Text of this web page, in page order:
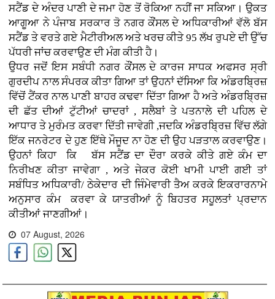
ਸਟੈਂਡ ਦੇ ਅੰਦਰ ਪਾਣੀ ਦੇ ਜਮਾ ਹੋਣ ਤੋਂ ਰੋਕਿਆ ਨਹੀਂ ਜਾ ਸਕਿਆ। ਉਕਤ
ਆਗੂਆ ਨੇਪੰਜਾਬ ਸਰਕਾਰ ਤੋ ਨਗਰ ਕੌਂਸਲ ਦੇ ਅਧਿਕਾਰੀਆਂ ਵੱਲੋਬੱਸ
ਸਟੈਂਡ ਤੇ ਵਰਤੇ ਗਏ ਮੈਟੀਰੀਅਲ ਅਤੇ ਖਰਚ ਕੀਤੇ 95 ਲੱਖ ਰੁਪਏ ਦੀ ਉੱਚ
ਪੱਧਰੀ ਜਾਂਚ ਕਰਵਾਉਣ ਦੀ ਮੰਗ ਕੀਤੀ ਹੈ।
ਉਧਰ ਜਦੋਂ ਇਸ ਸਬੰਧੀ ਨਗਰ ਕੌਂਸਲ ਦੇ ਕਾਰਜ ਸਾਧਕ ਅਫਸਰ ਸ੍ਰੀ
ਗੁਰਦੀਪ ਨਾਲ ਸੰਪਰਕ ਕੀਤਾ ਗਿਆ ਤਾਂ ਉਹਨਾਂ ਦੱਸਿਆ ਕਿ ਅੰਡਰਬ੍ਰਿਜ਼
ਵਿੱਚੋਂ ਟੈਂਕਰ ਨਾਲਪਾਣੀ ਬਾਹਰ ਕਢਵਾ ਦਿੱਤਾ ਗਿਆ ਹੈ ਅਤੇ ਅੰਡਰਬ੍ਰਿਜ਼
ਦੀ ਛੱਤ ਦੀਆਂ ਟੁੱਟੀਆਂ ਚਾਦਰਾਂ , ਸਲੈਬਾਂ ਤੇ ਪਤਨਾਲੇ ਦੀ ਪਹਿਲ ਦੇ
ਆਧਾਰ ਤੇ ਮੁਰੰਮਤ ਕਰਵਾ ਦਿੱਤੀ ਜਾਵੇਗੀ ,ਜਦਕਿ ਅੰਡਰਬ੍ਰਿਜ਼ ਵਿੱਚ ਲੱਗੇ
ਇੱਕ ਜਨਰੇਟਰ ਦੇ ਹੁਣ ਇੱਥੇ ਮੌਜੂਦ ਨਾ ਹੋਣ ਦੀ ਉਹ ਪੜਤਾਲ ਕਰਵਾਉਣ।
ਉਹਨਾਂ ਕਿਹਾ ਕਿ ਬੱਸ ਸਟੈਂਡ ਦਾ ਦੌਰਾ ਕਰਕੇ ਕੀਤੇ ਗਏ ਕੰਮ ਦਾ
ਨਿਰੀਖਣ ਕੀਤਾ ਜਾਵੇਗਾ , ਅਤੇ ਜੇਕਰ ਕੋਈ ਖਾਮੀ ਪਾਈ ਗਈ ਤਾਂ
ਸਬੰਧਿਤ ਅਧਿਕਾਰੀ/ ਠੇਕੇਦਾਰ ਦੀ ਜਿੰਮੇਵਾਰੀ ਤੈਅ ਕਰਕੇ ਇਕਰਾਰਨਾਮੇ
ਅਨੁਸਾਰ ਕੰਮ
ਕਰਵਾ ਕੇ ਯਾਤਰੀਆਂ ਨੂੰ ਬਿਹਤਰ ਸਹੂਲਤਾਂ ਪ੍ਰਦਾਨ
ਕੀਤੀਆਂ ਜਾਣਗੀਆਂ।
07 August, 2026